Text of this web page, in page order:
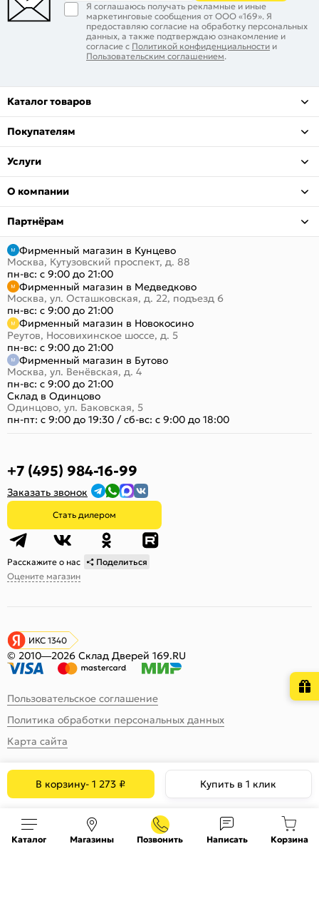
В корзину-1 273 ₽ Купить в 1 клик
Я соглашаюсь получать рекламные и иные
маркетинговые сообщения от ООО «169». Я
предоставляю согласие на обработку персональных
данных, а также подтверждаю ознакомление и
согласие с Политикой конфиденциальности и
Пользовательским соглашением.
Каталог товаров
Покупателям
Услуги
О компании
Партнёрам
Фирменный магазин в Кунцево
Москва, Кутузовский проспект, д. 88
пн-вс: с 9:00 до 21:00
Фирменный магазин в Медведково
Москва, ул. Осташковская, д. 22, подъезд 6
пн-вс: с 9:00 до 21:00
Фирменный магазин в Новокосино
Реутов, Носовихинское шоссе, д. 5
пн-вс: с 9:00 до 21:00
Фирменный магазин в Бутово
Москва, ул. Венёвская, д. 4
пн-вс: с 9:00 до 21:00
Склад в Одинцово
Одинцово, ул. Баковская, 5
пн-пт: с 9:00 до 19:30 /сб-вс: с 9:00 до 18:00
+7 (495) 984-16-99
Заказать звонок
Стать дилером
Расскажите о нас
Поделиться
Оцените магазин
ИКС 1340
© 2010—2026 Склад Дверей 169.RU
Пользовательское соглашение
Политика обработки персональных данных
Карта сайта
Каталог Магазины Позвонить Написать Корзина